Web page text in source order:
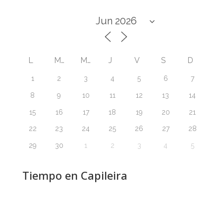
L M M J V S D
1 2 3 4 5 6 7
8 9 10 11 12 13 14
15 16 17 18 19 20 21
22 23 24 25 26 27 28
29 30 1 2 3 4 5
Tiempo en Capileira